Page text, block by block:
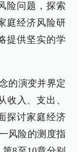
险问题，探索
庭经济风险研
提供坚实的学
的演变并界定
收入、支出、
探讨家庭经济
风险的测度指